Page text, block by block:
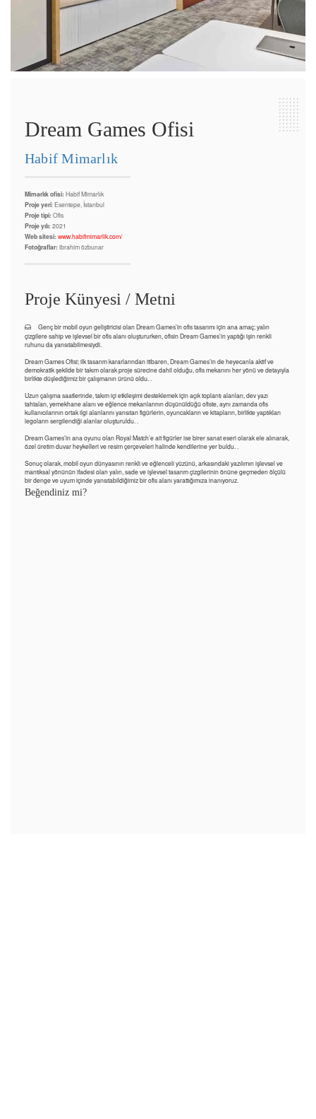
Dream Games Ofisi
Habif Mimarlık
Mimarlık ofisi: Habif Mimarlık
Proje yeri: Esentepe, İstanbul
Proje tipi: Ofis
Proje yılı: 2021
Web sitesi: www.habifmimarlik.com/
Fotoğraflar: ibrahim özbunar
Proje Künyesi / Metni
Genç bir mobil oyun geliştiricisi olan Dream Games’in ofis tasarımı için ana amaç; yalın
çizgilere sahip ve işlevsel bir ofis alanı oluştururken, ofisin Dream Games’in yaptığı işin renkli
ruhunu da yansıtabilmesiydi.
Dream Games Ofisi; ilk tasarım kararlarından itibaren, Dream Games’in de heyecanla aktif ve
demokratik şekilde bir takım olarak proje sürecine dahil olduğu, ofis mekanını her yönü ve detayıyla
birlikte düşlediğimiz bir çalışmanın ürünü oldu. .
Uzun çalışma saatlerinde, takım içi etkileşimi desteklemek için açık toplantı alanları, dev yazı
tahtaları, yemekhane alanı ve eğlence mekanlarının düşünüldüğü ofiste, aynı zamanda ofis
kullanıcılarının ortak ilgi alanlarını yansıtan figürlerin, oyuncakların ve kitapların, birlikte yaptıkları
legoların sergilendiği alanlar oluşturuldu. .
Dream Games’in ana oyunu olan Royal Match’e ait figürler ise birer sanat eseri olarak ele alınarak,
özel üretim duvar heykelleri ve resim çerçeveleri halinde kendilerine yer buldu. .
Sonuç olarak, mobil oyun dünyasının renkli ve eğlenceli yüzünü, arkasındaki yazılımın işlevsel ve
mantıksal yönünün ifadesi olan yalın, sade ve işlevsel tasarım çizgilerinin önüne geçmeden ölçülü
bir denge ve uyum içinde yansıtabildiğimiz bir ofis alanı yarattığımıza inanıyoruz.
Beğendiniz mi?